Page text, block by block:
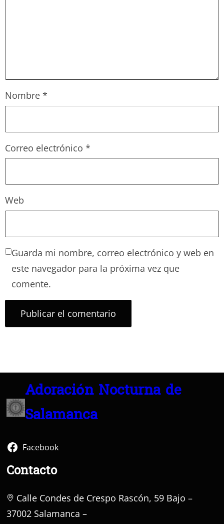
Nombre *
Correo electrónico *
Web
Guarda mi nombre, correo electrónico y web en
este navegador para la próxima vez que
comente.
Adoración Nocturna de
Salamanca
Facebook
Contacto
Calle Condes de Crespo Rascón, 59 Bajo –
37002 Salamanca –